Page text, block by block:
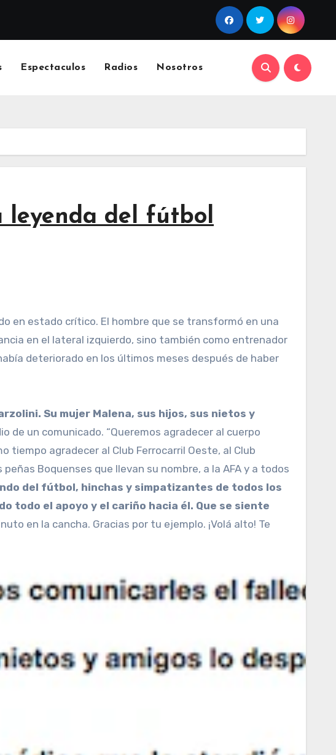
Espectaculos Radios Nosotros
leyenda del fútbol
en estado crítico. El hombre que se transformó en una
en el lateral izquierdo, sino también como entrenador
deteriorado en los últimos meses después de haber
Su mujer Malena, sus hijos, sus nietos y
de un comunicado. “Queremos agradecer al cuerpo
tiempo agradecer al Club Ferrocarril Oeste, al Club
Boquenses que llevan su nombre, a la AFA y a todos
del fútbol, hinchas y simpatizantes de todos los
todo el apoyo y el cariño hacia él. Que se siente
en la cancha. Gracias por tu ejemplo. ¡Volá alto! Te